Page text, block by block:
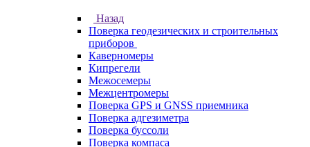
Назад
Поверка геодезических и строительных
приборов
Каверномеры
Кипрегели
Межосемеры
Межцентромеры
Поверка GPS и GNSS приемника
Поверка адгезиметра
Поверка буссоли
Поверка компаса